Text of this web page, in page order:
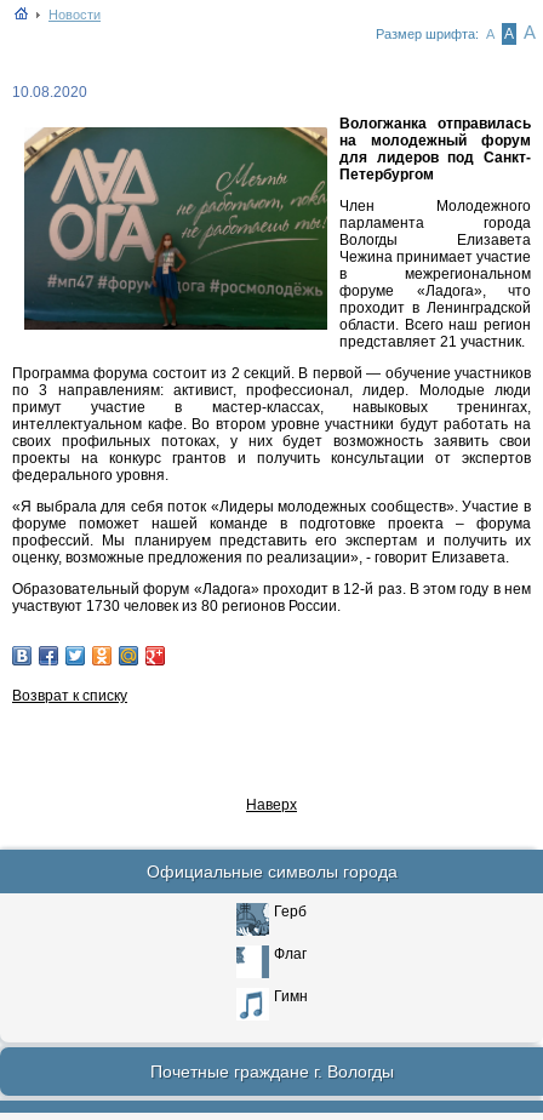
Новости
Размер шрифта: А А А
10.08.2020
Вологжанка отправилась
на молодежный форум
для лидеров под Санкт-
Петербургом
Член Молодежного
парламента города
Вологды Елизавета
Чежина принимает участие
в межрегиональном
форуме «Ладога», что
проходит в Ленинградской
области. Всего наш регион
представляет 21 участник.
Программа форума состоит из 2 секций. В первой — обучение участников
по 3 направлениям: активист, профессионал, лидер. Молодые люди
примут участие в мастер-классах, навыковых тренингах,
интеллектуальном кафе. Во втором уровне участники будут работать на
своих профильных потоках, у них будет возможность заявить свои
проекты на конкурс грантов и получить консультации от экспертов
федерального уровня.
«Я выбрала для себя поток «Лидеры молодежных сообществ». Участие в
форуме поможет нашей команде в подготовке проекта – форума
профессий. Мы планируем представить его экспертам и получить их
оценку, возможные предложения по реализации», - говорит Елизавета.
Образовательный форум «Ладога» проходит в 12-й раз. В этом году в нем
участвуют 1730 человек из 80 регионов России.
Возврат к списку
Наверх
Официальные символы города
Герб
Флаг
Гимн
Почетные граждане г. Вологды